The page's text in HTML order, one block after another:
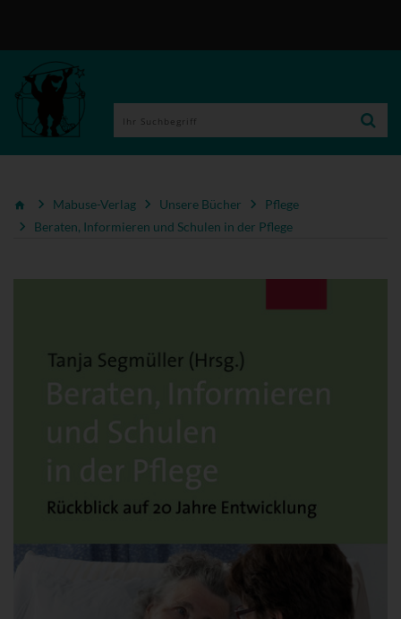
Mabuse-Verlag Unsere Bücher
Pflege
Beraten, Informieren und Schulen in der Pflege